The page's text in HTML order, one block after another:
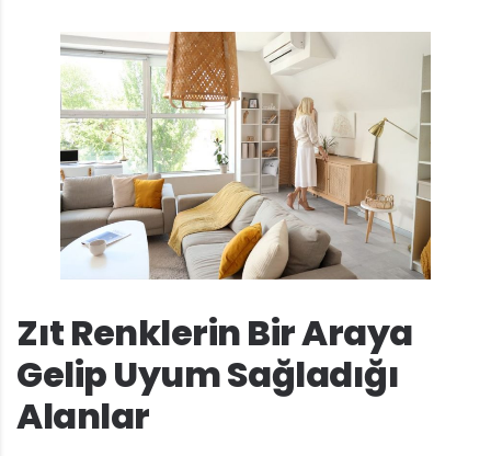
Zıt Renklerin Bir Araya
Gelip Uyum Sağladığı
Alanlar